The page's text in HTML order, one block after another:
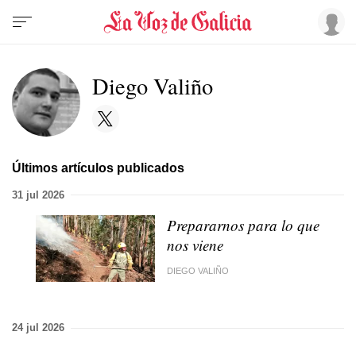
Diego Valiño
Últimos artículos publicados
31 jul 2026
Prepararnos para lo que
nos viene
DIEGO VALIÑO
24 jul 2026